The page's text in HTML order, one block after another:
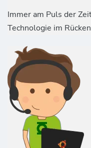
Immer am Puls der
Technologie im